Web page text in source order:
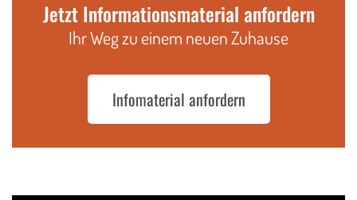
Jetzt Informationsmaterial anfordern
Ihr Weg zu einem neuen Zuhause
Infomaterial anfordern